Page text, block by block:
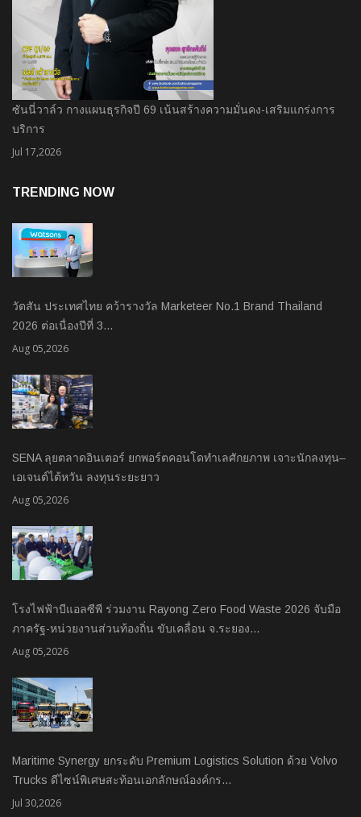
ซันนี่วาล์ว กางแผนธุรกิจปี 69 เน้นสร้างความมั่นคง-เสริมแกร่งการ
บริการ
Jul 17,2026
TRENDING NOW
วัตสัน ประเทศไทย คว้ารางวัล Marketeer No.1 Brand Thailand
2026 ต่อเนื่องปีที่ 3…
Aug 05,2026
SENA ลุยตลาดอินเตอร์ ยกพอร์ตคอนโดทำเลศักยภาพ เจาะนักลงทุน–
เอเจนต์ไต้หวัน ลงทุนระยะยาว
Aug 05,2026
โรงไฟฟ้าบีแอลซีพี ร่วมงาน Rayong Zero Food Waste 2026 จับมือ
ภาครัฐ-หน่วยงานส่วนท้องถิ่น ขับเคลื่อน จ.ระยอง…
Aug 05,2026
Maritime Synergy ยกระดับ Premium Logistics Solution ด้วย Volvo
Trucks ดีไซน์พิเศษสะท้อนเอกลักษณ์องค์กร…
Jul 30,2026